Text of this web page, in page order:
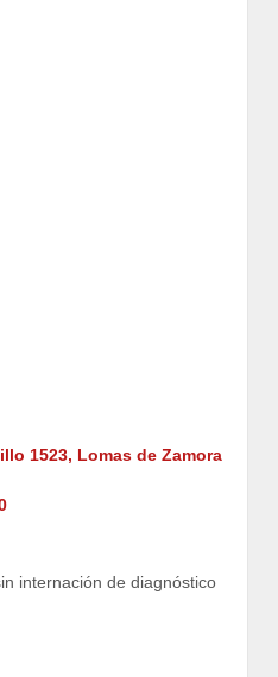
1523, Lomas de Zamora
internación de diagnóstico